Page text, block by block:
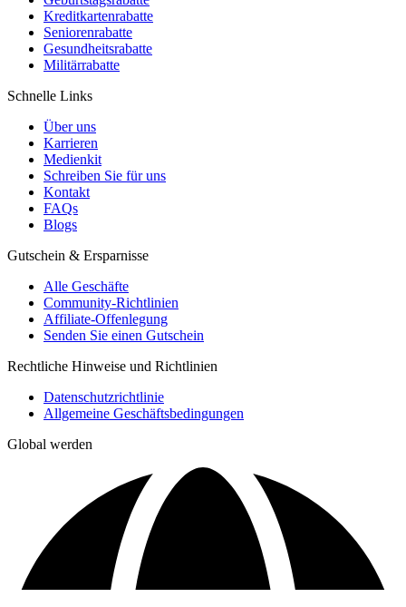
Kreditkartenrabatte
Seniorenrabatte
Gesundheitsrabatte
Militärrabatte
Schnelle Links
Über uns
Karrieren
Medienkit
Schreiben Sie für uns
Kontakt
FAQs
Blogs
Gutschein & Ersparnisse
Alle Geschäfte
Community-Richtlinien
Affiliate-Offenlegung
Senden Sie einen Gutschein
Rechtliche Hinweise und Richtlinien
Datenschutzrichtlinie
Allgemeine Geschäftsbedingungen
Global werden